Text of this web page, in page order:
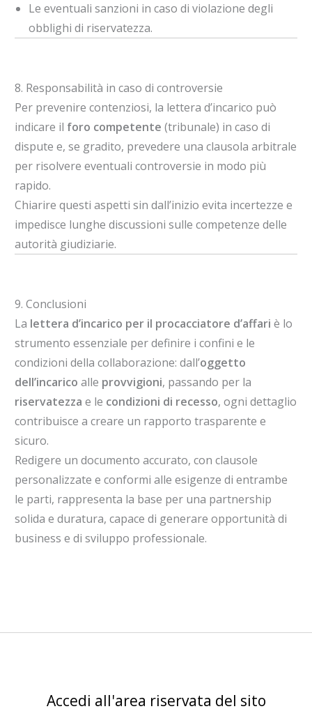
Le eventuali sanzioni in caso di violazione degli
obblighi di riservatezza.
8. Responsabilità in caso di controversie
Per prevenire contenziosi, la lettera d’incarico può
indicare il foro competente (tribunale) in caso di
dispute e, se gradito, prevedere una clausola arbitrale
per risolvere eventuali controversie in modo più
rapido.
Chiarire questi aspetti sin dall’inizio evita incertezze e
impedisce lunghe discussioni sulle competenze delle
autorità giudiziarie.
9. Conclusioni
La lettera d’incarico per il procacciatore d’affari è lo
strumento essenziale per definire i confini e le
condizioni della collaborazione: dall’oggetto
dell’incarico alle provvigioni, passando per la
riservatezza e le condizioni di recesso, ogni dettaglio
contribuisce a creare un rapporto trasparente e
sicuro.
Redigere un documento accurato, con clausole
personalizzate e conformi alle esigenze di entrambe
le parti, rappresenta la base per una partnership
solida e duratura, capace di generare opportunità di
business e di sviluppo professionale.
Accedi all'area riservata del sito